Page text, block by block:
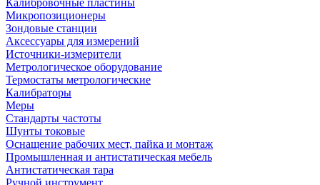
Калибровочные пластины
Микропозиционеры
Зондовые станции
Аксессуары для измерений
Источники-измерители
Метрологическое оборудование
Термостаты метрологические
Калибраторы
Меры
Стандарты частоты
Шунты токовые
Оснащение рабочих мест, пайка и монтаж
Промышленная и антистатическая мебель
Антистатическая тара
Ручной инструмент